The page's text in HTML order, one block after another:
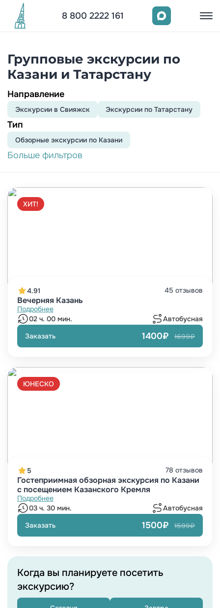
8 800 2222 161
Групповые экскурсии по
Казани и Татарстану
Направление
Экскурсии в Свияжск Экскурсии по Татарстану
Тип
Обзорныe экскурсии по Казани
Больше фильтров
ХИТ!
4.91 45 отзывов
Вечерняя Казань
Подробнее
02 ч. 00 мин.
Автобусная
Заказать
1400₽ 1699₽
ЮНЕСКО
5 78 отзывов
Гостеприимная обзорная экскурсия по Казани
с посещением Казанского Кремля
Подробнее
03 ч. 30 мин.
Автобусная
Заказать
1500₽ 1599₽
Когда вы планируете посетить
экскурсию?